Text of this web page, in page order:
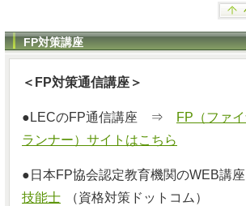
FP対策講座
＜FP対策通信講座＞
●LECのFP通信講座 ⇒
FP（ファ
ランナー）サイトはこちら
●日本FP協会認定教育機関のWEB
技能士
（資格対策ドットコム）